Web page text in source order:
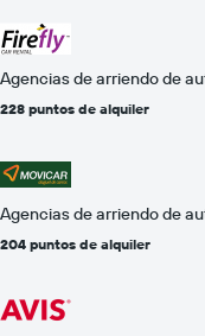
Agencias de arriendo de
228 puntos de alquiler
Agencias de arriendo de
204 puntos de alquiler